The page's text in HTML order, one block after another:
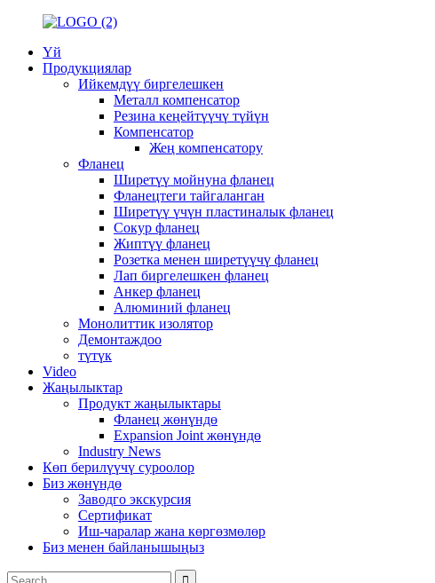
Үй
Продукциялар
Ийкемдүү биргелешкен
Металл компенсатор
Резина кеңейтүүчү түйүн
Компенсатор
Жең компенсатору
Фланец
Ширетүү мойнуна фланец
Фланецтеги тайгаланган
Ширетүү үчүн пластиналык фланец
Сокур фланец
Жиптүү фланец
Розетка менен ширетүүчү фланец
Лап биргелешкен фланец
Анкер фланец
Алюминий фланец
Монолиттик изолятор
Демонтаждоо
түтүк
Video
Жаңылыктар
Продукт жаңылыктары
Фланец жөнүндө
Expansion Joint жөнүндө
Industry News
Көп берилүүчү суроолор
Биз жөнүндө
Заводго экскурсия
Сертификат
Иш-чаралар жана көргөзмөлөр
Биз менен байланышыңыз